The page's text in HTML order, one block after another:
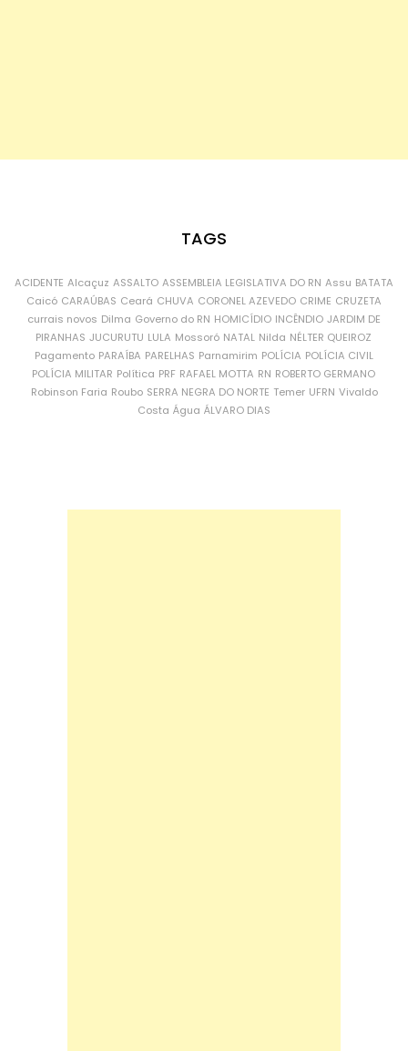
TAGS
ACIDENTE Alcaçuz ASSALTO ASSEMBLEIA LEGISLATIVA DO RN Assu BATATA
Caicó CARAÚBAS Ceará CHUVA CORONEL AZEVEDO CRIME CRUZETA
currais novos Dilma Governo do RN HOMICÍDIO INCÊNDIO JARDIM DE
PIRANHAS JUCURUTU LULA Mossoró NATAL Nilda NÉLTER QUEIROZ
Pagamento PARAÍBA PARELHAS Parnamirim POLÍCIA POLÍCIA CIVIL
POLÍCIA MILITAR Política PRF RAFAEL MOTTA RN ROBERTO GERMANO
Robinson Faria Roubo SERRA NEGRA DO NORTE Temer UFRN Vivaldo
Costa Água ÁLVARO DIAS